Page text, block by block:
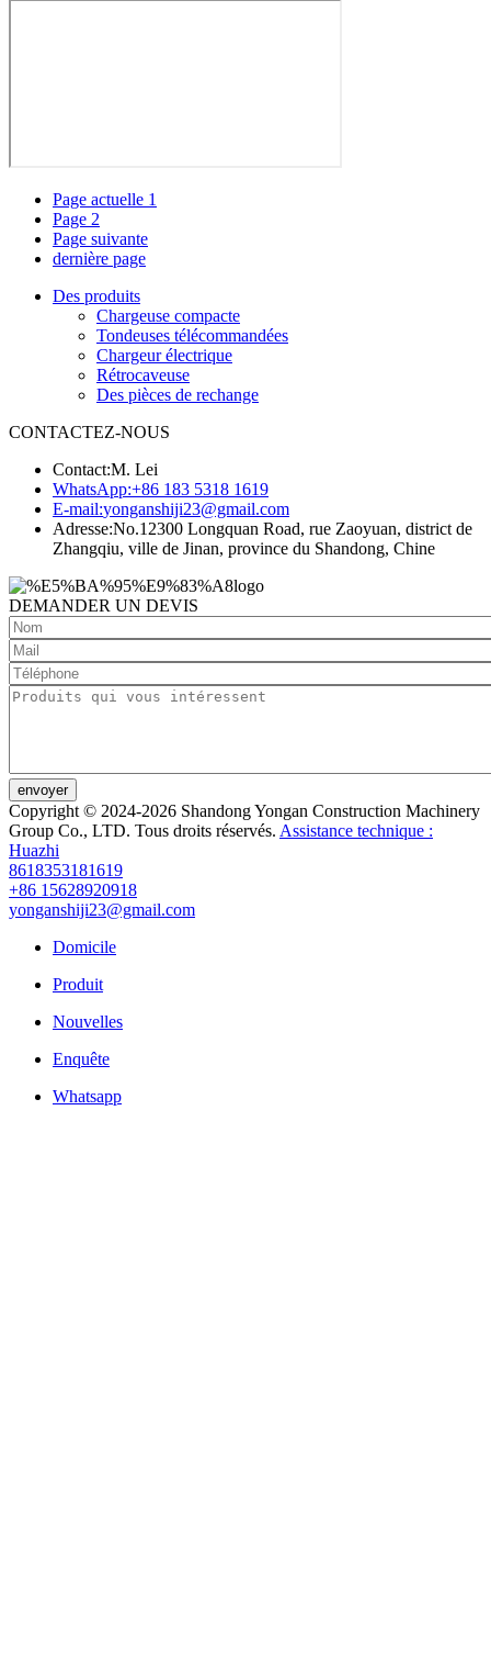
Page actuelle 1
Page 2
Page suivante
dernière page
Des produits
Chargeuse compacte
Tondeuses télécommandées
Chargeur électrique
Rétrocaveuse
Des pièces de rechange
CONTACTEZ-NOUS
Contact:M. Lei
WhatsApp:+86 183 5318 1619
E-mail:yonganshiji23@gmail.com
Adresse:No.12300 Longquan Road, rue Zaoyuan, district de
Zhangqiu, ville de Jinan, province du Shandong, Chine
DEMANDER UN DEVIS
envoyer
Copyright © 2024-2026 Shandong Yongan Construction Machinery
Group Co., LTD. Tous droits réservés. Assistance technique :
Huazhi
8618353181619
+86 15628920918
yonganshiji23@gmail.com
Domicile
Produit
Nouvelles
Enquête
Whatsapp